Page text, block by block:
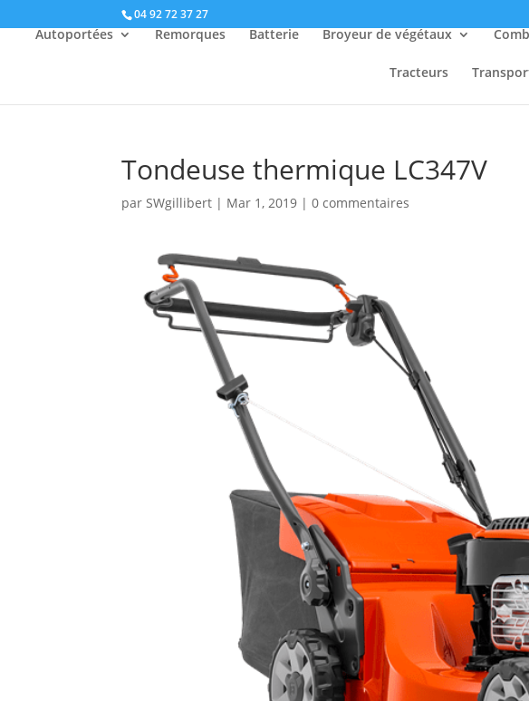
04 92 72 37 27
Autoportées Remorques Batterie Broyeur de végétaux
Tracteurs
Tondeuse thermique LC347V
parSWgillibert | Mar 1, 2019 |0 commentaires